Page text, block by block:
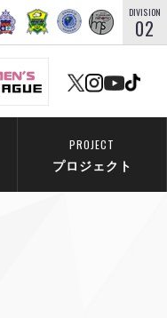
DIVISION
02
PROJECT
プロジェクト